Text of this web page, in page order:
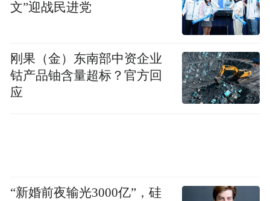
文”迎战民进党
刚果（金）东南部中资企业
钴产品铀含量超标？官方回
应
“新婚前夜输光3000亿”，硅